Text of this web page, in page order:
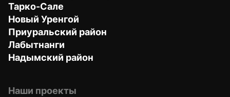
Тарко-Сале
Новый Уренгой
Приуральский район
Лабытнанги
Надымский район
Наши проекты